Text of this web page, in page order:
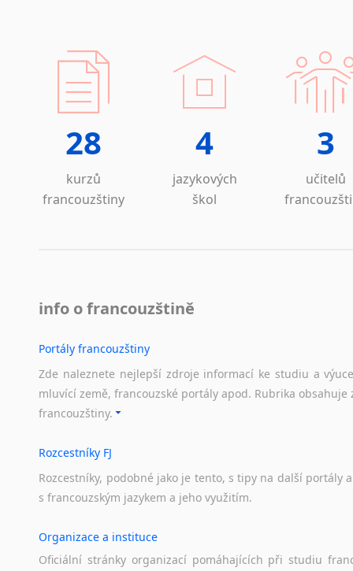
28
kurzů
francouzštiny
4
jazykových
škol
3
učitelů
info o francouzštině
Portály francouzštiny
Zde naleznete nejlepší zdroje informací ke studiu a
mluvící země, francouzské portály apod. Rubrika
francouzštiny.
Rozcestníky FJ
Rozcestníky, podobné jako je tento, s tipy na další portály a
s francouzským jazykem a jeho využitím.
Organizace a instituce
Oficiální stránky organizací pomáhajících při studiu